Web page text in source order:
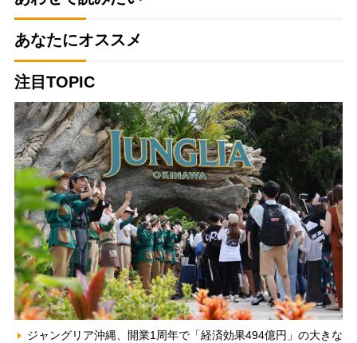
あなたにオススメ
注目TOPIC
ジャングリア沖縄、開業1周年で「経済効果494億円」の大きな